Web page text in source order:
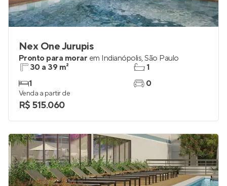
Nex One Jurupis
Pronto para morar em Indianópolis,São Paulo
30 a 39 m²
1
1
0
Venda a partir de
R$ 515.060